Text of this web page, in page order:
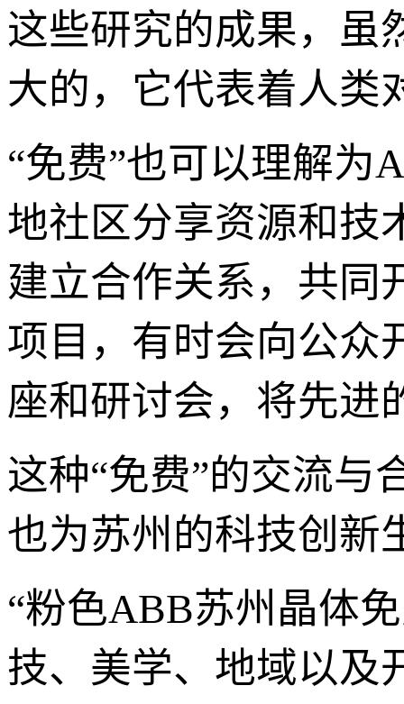
这些研究的成果，虽
大的，它代表着人类
“免费”也可以理解为
地社区分享资源和技
建立合作关系，共同
项目，有时会向公众
座和研讨会，将先进
这种“免费”的交流与
也为苏州的科技创新
“粉色ABB苏州晶体
技、美学、地域以及